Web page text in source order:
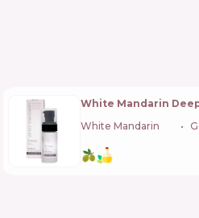
White Mandarin
White Mandarin